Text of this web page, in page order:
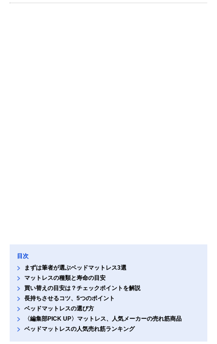
目次
まずは筆者が選ぶベッドマットレス3選
マットレスの種類と寿命の目安
買い替えの目安は？チェックポイントを解説
長持ちさせるコツ、5つのポイント
ベッドマットレスの選び方
〈編集部PICK UP〉マットレス、人気メーカーの売れ筋商品
ベッドマットレスの人気売れ筋ランキング